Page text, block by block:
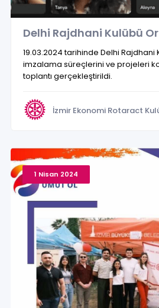
Delhi Rajdhani Kulübü
19.03.2024 tarihinde Delhi Rajdhani
imzalama süreçlerini ve projeleri
toplantı gerçekleştirildi.
İzmir Ekonomi Rotaract
1 Nisan 2024